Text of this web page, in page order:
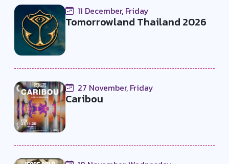
11 December, Friday
Tomorrowland Thailand 2026
27 November, Friday
Caribou